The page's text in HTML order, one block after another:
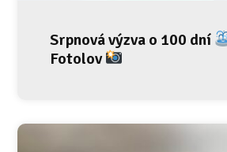
Srpnová výzva o 100 dní
Fotolov